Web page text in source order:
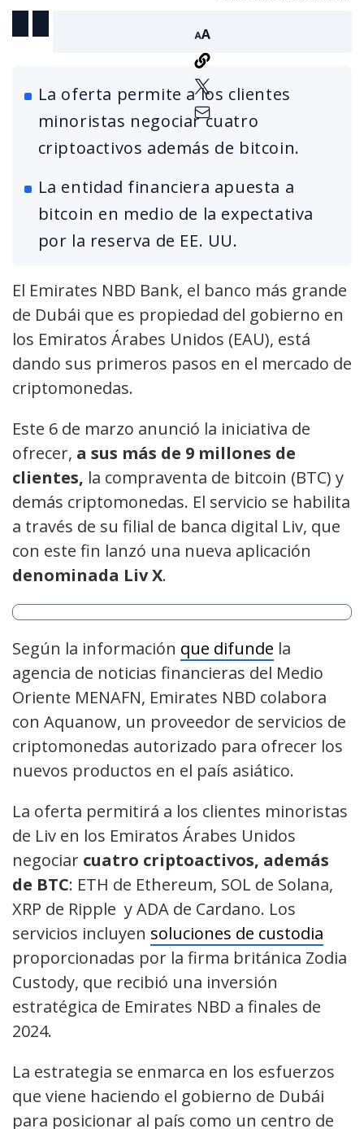
La oferta permite a los clientes
minoristas negociar cuatro
criptoactivos además de bitcoin.
La entidad financiera apuesta a
bitcoin en medio de la expectativa
por la reserva de EE. UU.
El Emirates NBD Bank, el banco más grande
de Dubái que es propiedad del gobierno en
los Emiratos Árabes Unidos (EAU), está
dando sus primeros pasos en el mercado de
criptomonedas.
Este 6 de marzo anunció la iniciativa de
ofrecer, a sus más de 9 millones de
clientes, la compraventa de bitcoin (BTC) y
demás criptomonedas. El servicio se habilita
a través de su filial de banca digital Liv, que
con este fin lanzó una nueva aplicación
denominada Liv X.
Según la información que difunde la
agencia de noticias financieras del Medio
Oriente MENAFN, Emirates NBD colabora
con Aquanow, un proveedor de servicios de
criptomonedas autorizado para ofrecer los
nuevos productos en el país asiático.
La oferta permitirá a los clientes minoristas
de Liv en los Emiratos Árabes Unidos
negociar cuatro criptoactivos, además
de BTC: ETH de Ethereum, SOL de Solana,
XRP de Ripple y ADA de Cardano. Los
servicios incluyen soluciones de custodia
proporcionadas por la firma británica Zodia
Custody, que recibió una inversión
estratégica de Emirates NBD a finales de
2024.
La estrategia se enmarca en los esfuerzos
que viene haciendo el gobierno de Dubái
para posicionar al país como un centro de